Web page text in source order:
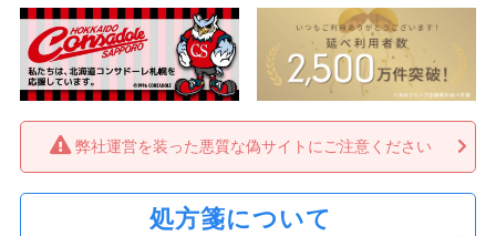
弊社運営を装った悪質な偽サイトにご注意ください
処方箋について